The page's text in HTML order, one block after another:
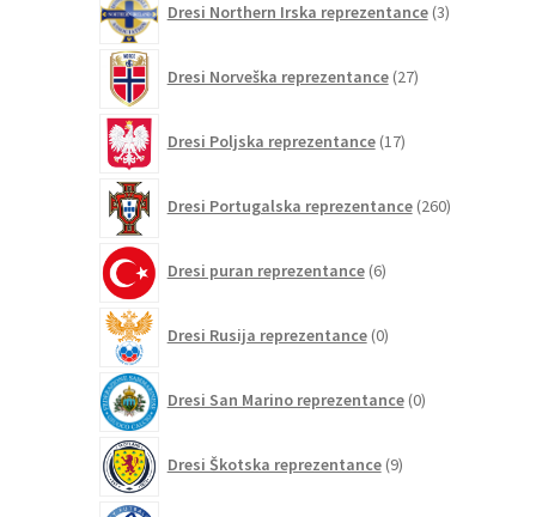
Dresi Northern Irska reprezentance 3izdelki
Dresi Norveška reprezentance 27izdelkov
Dresi Poljska reprezentance 17izdelkov
Dresi Portugalska reprezentance 260izdelkov
Dresi puran reprezentance 6izdelkov
Dresi Rusija reprezentance 0izdelkov
Dresi San Marino reprezentance 0izdelkov
Dresi Škotska reprezentance 9izdelkov